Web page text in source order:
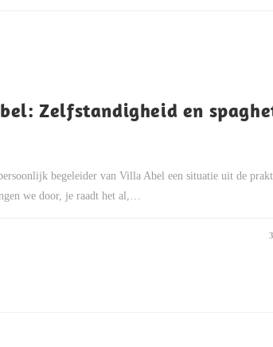
Zelfstandigheid en
begeleider van Villa Abel een situatie uit de
we door, je raadt het al,…